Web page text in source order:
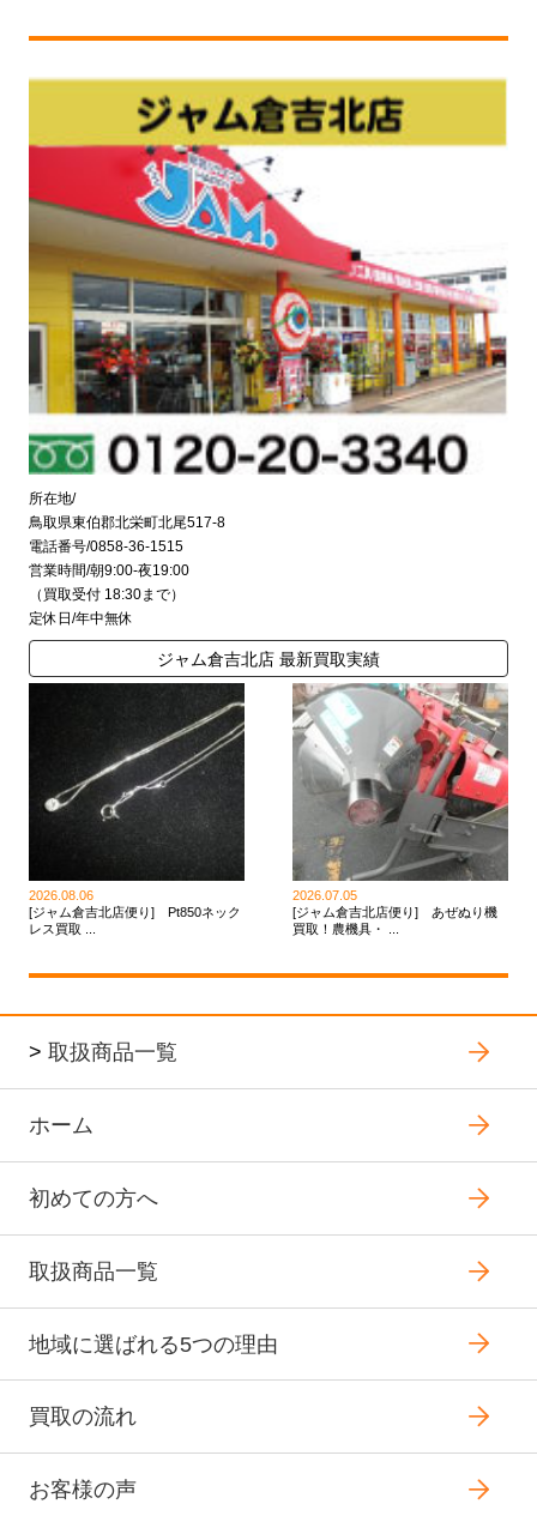
所在地/
鳥取県東伯郡北栄町北尾517-8
電話番号/0858-36-1515
営業時間/朝9:00-夜19:00
（買取受付 18:30まで）
定休日/年中無休
ジャム倉吉北店 最新買取実績
2026.08.06
[ジャム倉吉北店便り] Pt850ネック
レス買取 ...
2026.07.05
[ジャム倉吉北店便り] あぜぬり機
買取！農機具・ ...
> 取扱商品一覧
ホーム
初めての方へ
取扱商品一覧
地域に選ばれる5つの理由
買取の流れ
お客様の声